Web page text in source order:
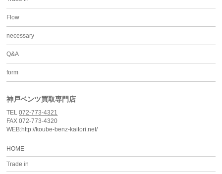
Flow
necessary
Q&A
form
神戸ベンツ買取専門店
TEL072-773-4321
FAX 072-773-4320
WEB:http://koube-benz-kaitori.net/
HOME
Trade in